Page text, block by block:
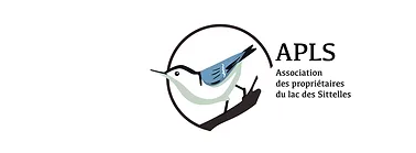
Connexion